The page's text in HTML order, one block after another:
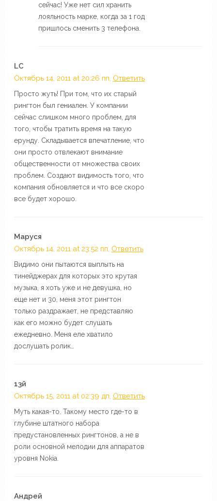
сейчас! Уже нет сил хранить
лояльность марке, когда за 1 год
пришлось сменить 3 телефона.
LC
Октябрь 14, 2011 at 20:26 пп, Ответить
Просто жуть! При том, что их старый
рингтон был гениален. У компании
сейчас слишком много проблем, для
того, чтобы тратить время на такую
ерунду. Складывается впечатление, что
они просто отвлекают внимание
общественности от множества своих
проблем. Создают видимость того, что
компания обновляется и что все скоро
все будет хорошо.
Маруся
Октябрь 14, 2011 at 23:52 пп, Ответить
Видимо они пытаются выплыть на
тинейджерах для которых это крутая
музыка, я хоть уже и не девушка, но
еще нет и 30, меня этот рингтон
только раздражает, не представляю
как его можно будет слушать
ежедневно. Меня еле хватило
дослушать ролик…
13й
Октябрь 15, 2011 at 02:39 дп, Ответить
Муть какая-то. Такому место где-то в
глубине штатного набора
предустановленных рингтонов, а не в
роли основной мелодии для аппаратов
уровня Nokia.
Андрей